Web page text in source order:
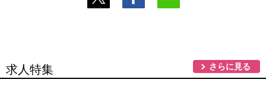
求人特集 さらに見る